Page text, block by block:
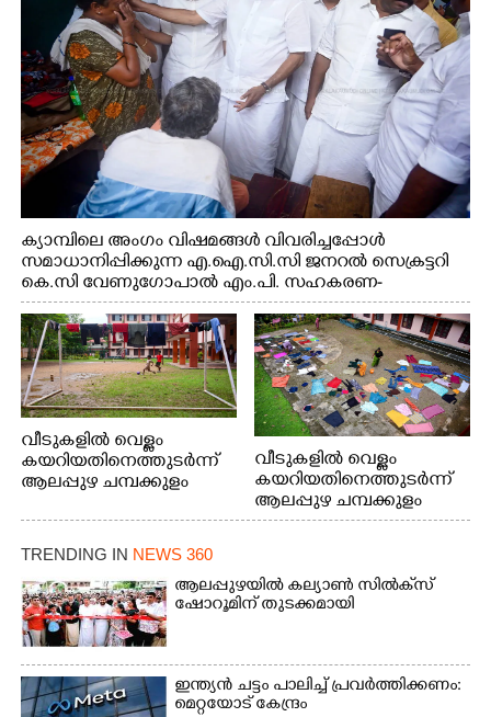
ക്യാമ്പിലെ അംഗം വിഷമങ്ങൾ വിവരിച്ചപ്പോൾ
സമാധാനിപ്പിക്കുന്ന എ.ഐ.സി.സി ജനറൽ സെക്രട്ടറി
കെ.സി വേണുഗോപാൽ എം.പി. സഹകരണ-
എക്സൈസ് വകുപ്പ് മന്ത്രി എം. ലിജു, എന്നിവർ
വീടുകളിൽ വെള്ളം
കയറിയതിനെത്തുടർന്ന്
ആലപ്പുഴ ചമ്പക്കുളം
പോരൂക്കര സെൻട്രൽ
സ്കൂളിലെ ദുരിതാശ്വാസ
ക്യാമ്പിലെത്തിയവർ
വസ്ത്രങ്ങൾ
ഉണക്കാനിട്ടിരിക്കുന്ന
ഗോൾപോസ്റ്റിന് മുന്നിൽ
ഫുട്ബോൾ കളികളിൽ
ഏർപ്പെട്ടിരിക്കുന്ന
കുട്ടികൾ
വീടുകളിൽ വെള്ളം
കയറിയതിനെത്തുടർന്ന്
ആലപ്പുഴ ചമ്പക്കുളം
ഫാദർ തോമസ്
ക്യാമ്പിലെത്തിയവർ മഴ
മാറിനിന്ന ഇടവേളയിൽ
ഉണക്കാനിടുന്ന കാഴ്ച.
TRENDING IN NEWS 360
ആലപ്പുഴയിൽ കല്യാൺ സിൽക്‌സ്
ഷോറൂമിന് തുടക്കമായി
ഇന്ത്യൻ ചട്ടം പാലിച്ച് പ്രവർത്തിക്കണം:
മെറ്റയോട് കേന്ദ്രം